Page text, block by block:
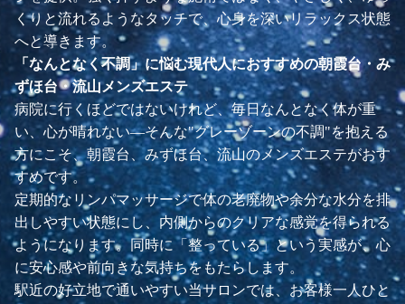
くりと流れるようなタッチで、心身を深いリラックス状態
へと導きます。
「なんとなく不調」に悩む現代人におすすめの朝霞台・み
ずほ台・流山メンズエステ
病院に行くほどではないけれど、毎日なんとなく体が重
い、心が晴れない—そんな"グレーゾーンの不調"を抱える
方にこそ、朝霞台、みずほ台、流山のメンズエステがおす
すめです。
定期的なリンパマッサージで体の老廃物や余分な水分を排
出しやすい状態にし、内側からのクリアな感覚を得られる
ようになります。同時に「整っている」という実感が、心
に安心感や前向きな気持ちをもたらします。
駅近の好立地で通いやすい当サロンでは、お客様一人ひと